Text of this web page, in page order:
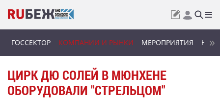
ГОССЕКТОР КОМПАНИИ И РЫНКИ МЕРОПРИЯТИЯ
ЦИРК ДЮ СОЛЕЙ В МЮНХЕНЕ
ОБОРУДОВАЛИ "СТРЕЛЬЦОМ"